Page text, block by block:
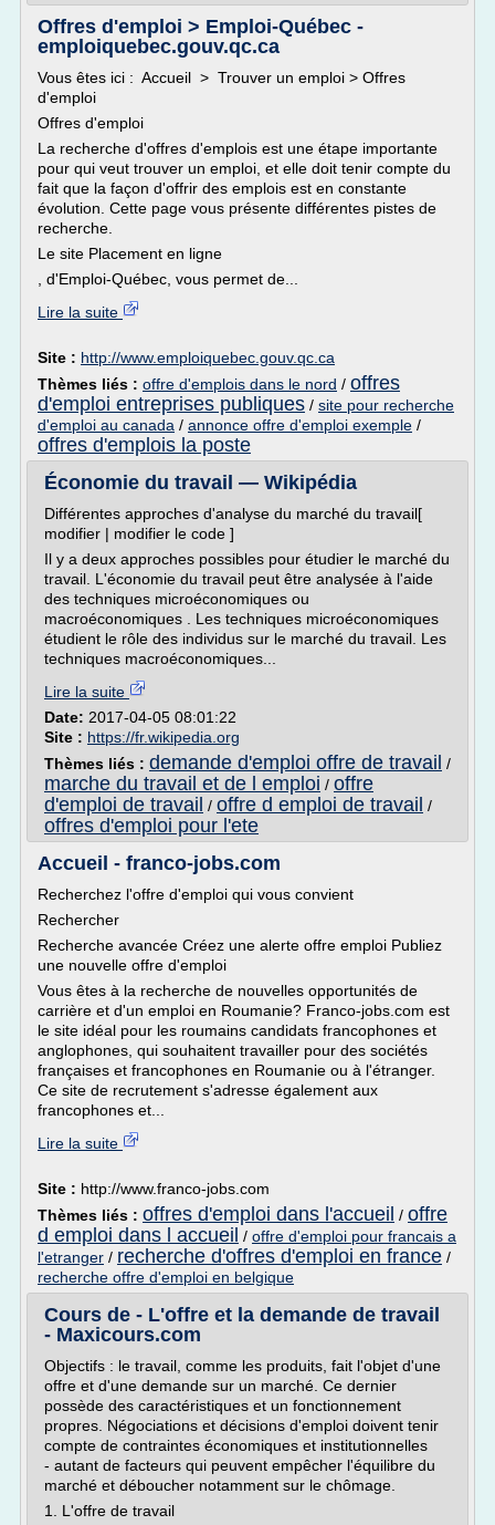
Offres d'emploi > Emploi-Québec -
emploiquebec.gouv.qc.ca
Vous êtes ici : Accueil > Trouver un emploi > Offres
d'emploi
Offres d'emploi
La recherche d'offres d'emplois est une étape importante
pour qui veut trouver un emploi, et elle doit tenir compte du
fait que la façon d'offrir des emplois est en constante
évolution. Cette page vous présente différentes pistes de
recherche.
Le site Placement en ligne
, d'Emploi-Québec, vous permet de...
Lire la suite
Site : http://www.emploiquebec.gouv.qc.ca
Thèmes liés : offre d'emplois dans le nord / offres
d'emploi entreprises publiques / site pour recherche
d'emploi au canada / annonce offre d'emploi exemple /
offres d'emplois la poste
Économie du travail — Wikipédia
Différentes approches d'analyse du marché du travail[
modifier | modifier le code ]
Il y a deux approches possibles pour étudier le marché du
travail. L'économie du travail peut être analysée à l'aide
des techniques microéconomiques ou
macroéconomiques . Les techniques microéconomiques
étudient le rôle des individus sur le marché du travail. Les
techniques macroéconomiques...
Lire la suite
Date: 2017-04-05 08:01:22
Site : https://fr.wikipedia.org
Thèmes liés : demande d'emploi offre de travail /
marche du travail et de l emploi / offre
d'emploi de travail / offre d emploi de travail /
offres d'emploi pour l'ete
Accueil - franco-jobs.com
Recherchez l'offre d'emploi qui vous convient
Rechercher
Recherche avancée Créez une alerte offre emploi Publiez
une nouvelle offre d'emploi
Vous êtes à la recherche de nouvelles opportunités de
carrière et d'un emploi en Roumanie? Franco-jobs.com est
le site idéal pour les roumains candidats francophones et
anglophones, qui souhaitent travailler pour des sociétés
françaises et francophones en Roumanie ou à l'étranger.
Ce site de recrutement s'adresse également aux
francophones et...
Lire la suite
Site : http://www.franco-jobs.com
Thèmes liés : offres d'emploi dans l'accueil / offre
d emploi dans l accueil / offre d'emploi pour francais a
l'etranger / recherche d'offres d'emploi en france /
recherche offre d'emploi en belgique
Cours de - L'offre et la demande de travail
- Maxicours.com
Objectifs : le travail, comme les produits, fait l'objet d'une
offre et d'une demande sur un marché. Ce dernier
possède des caractéristiques et un fonctionnement
propres. Négociations et décisions d'emploi doivent tenir
compte de contraintes économiques et institutionnelles
- autant de facteurs qui peuvent empêcher l'équilibre du
marché et déboucher notamment sur le chômage.
1. L'offre de travail